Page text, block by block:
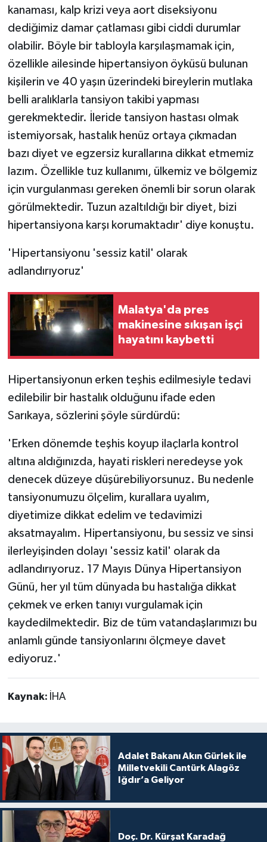
kanaması, kalp krizi veya aort diseksiyonu
dediğimiz damar çatlaması gibi ciddi durumlar
olabilir. Böyle bir tabloyla karşılaşmamak için,
özellikle ailesinde hipertansiyon öyküsü bulunan
kişilerin ve 40 yaşın üzerindeki bireylerin mutlaka
belli aralıklarla tansiyon takibi yapması
gerekmektedir. İleride tansiyon hastası olmak
istemiyorsak, hastalık henüz ortaya çıkmadan
bazı diyet ve egzersiz kurallarına dikkat etmemiz
lazım. Özellikle tuz kullanımı, ülkemiz ve bölgemiz
için vurgulanması gereken önemli bir sorun olarak
görülmektedir. Tuzun azaltıldığı bir diyet, bizi
hipertansiyona karşı korumaktadır' diye konuştu.
'Hipertansiyonu 'sessiz katil' olarak
adlandırıyoruz'
Malatya'da pres
makinesine sıkışan işçi
hayatını kaybetti
Hipertansiyonun erken teşhis edilmesiyle tedavi
edilebilir bir hastalık olduğunu ifade eden
Sarıkaya, sözlerini şöyle sürdürdü:
'Erken dönemde teşhis koyup ilaçlarla kontrol
altına aldığınızda, hayati riskleri neredeyse yok
denecek düzeye düşürebiliyorsunuz. Bu nedenle
tansiyonumuzu ölçelim, kurallara uyalım,
diyetimize dikkat edelim ve tedavimizi
aksatmayalım. Hipertansiyonu, bu sessiz ve sinsi
ilerleyişinden dolayı 'sessiz katil' olarak da
adlandırıyoruz. 17 Mayıs Dünya Hipertansiyon
Günü, her yıl tüm dünyada bu hastalığa dikkat
çekmek ve erken tanıyı vurgulamak için
kaydedilmektedir. Biz de tüm vatandaşlarımızı bu
anlamlı günde tansiyonlarını ölçmeye davet
ediyoruz.'
Kaynak: İHA
Adalet Bakanı Akın Gürlek ile
Milletvekili Cantürk Alagöz
Iğdır’a Geliyor
Doç. Dr. Kürşat Karadağ